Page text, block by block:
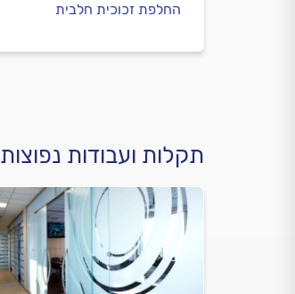
החלפת זכוכית חלבית
תקלות ועבודות נפוצות